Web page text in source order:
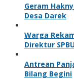
Geram
Desa Darek
Warga
Direktur
Antrean
Bilang Begini